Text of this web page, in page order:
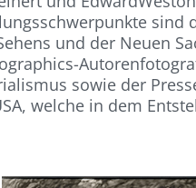
sind
und der Neuen
sowie der
welche in dem